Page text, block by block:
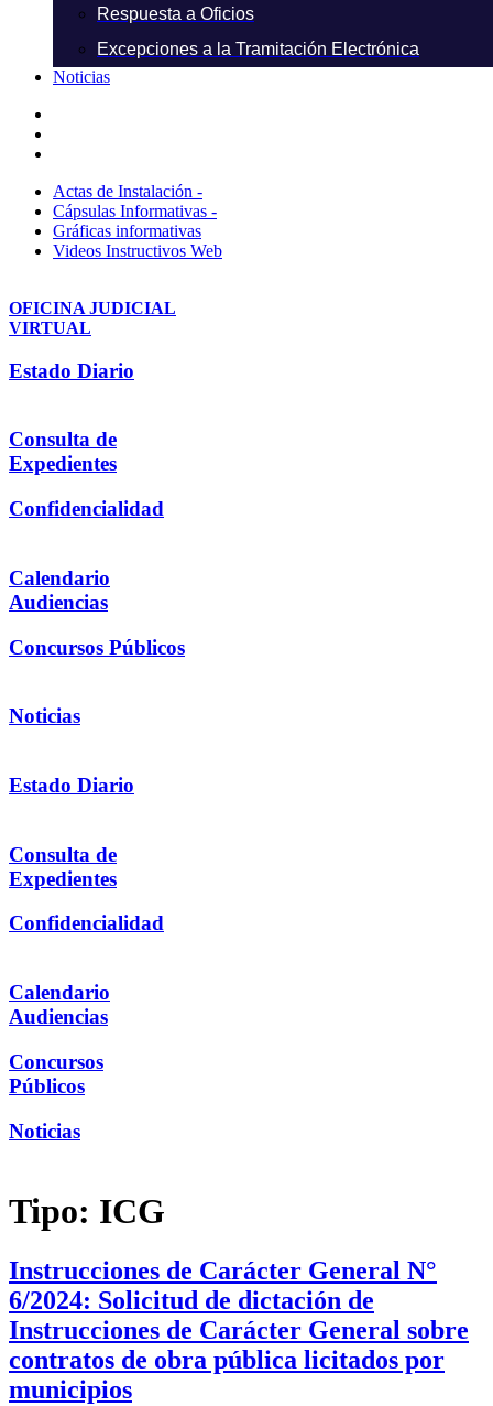
Respuesta a Oficios
Excepciones a la Tramitación Electrónica
Noticias
Actas de Instalación -
Cápsulas Informativas -
Gráficas informativas
Videos Instructivos Web
OFICINA JUDICIAL
VIRTUAL
Estado Diario
Consulta de
Expedientes
Confidencialidad
Calendario
Audiencias
Concursos Públicos
Noticias
Estado Diario
Consulta de
Expedientes
Confidencialidad
Calendario
Audiencias
Concursos
Públicos
Noticias
Tipo: ICG
Instrucciones de Carácter General N°
6/2024: Solicitud de dictación de
Instrucciones de Carácter General sobre
contratos de obra pública licitados por
municipios